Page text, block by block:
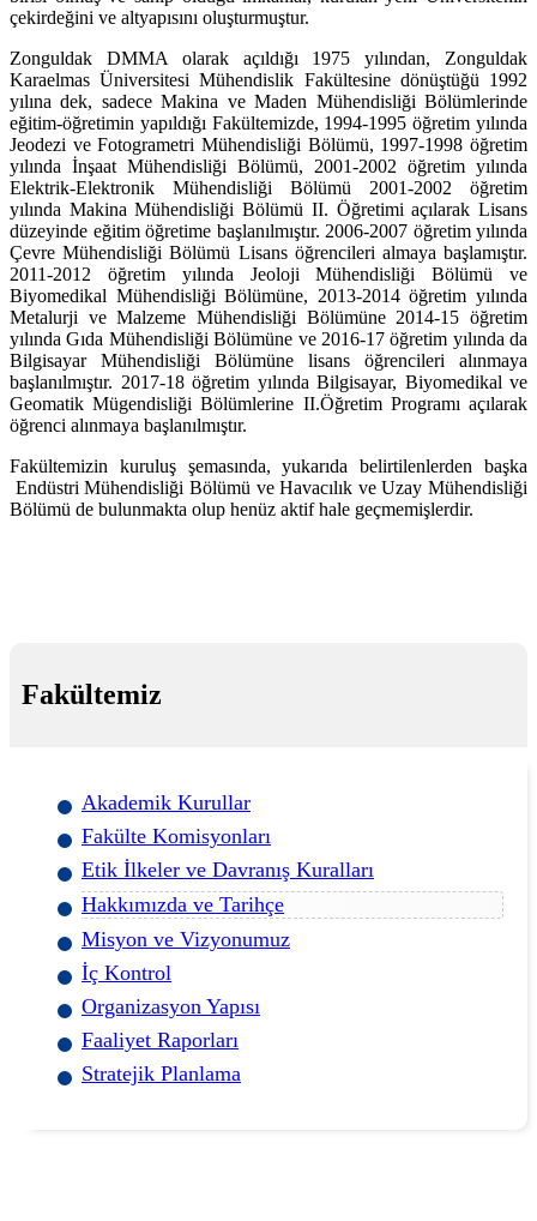
çekirdeğini ve altyapısını oluşturmuştur.
Zonguldak DMMA olarak açıldığı 1975 yılından, Zonguldak
Karaelmas Üniversitesi Mühendislik Fakültesine dönüştüğü 1992
yılına dek, sadece Makina ve Maden Mühendisliği Bölümlerinde
eğitim-öğretimin yapıldığı Fakültemizde, 1994-1995 öğretim yılında
Jeodezi ve Fotogrametri Mühendisliği Bölümü, 1997-1998 öğretim
yılında İnşaat Mühendisliği Bölümü, 2001-2002 öğretim yılında
Elektrik-Elektronik Mühendisliği Bölümü 2001-2002 öğretim
yılında Makina Mühendisliği Bölümü II. Öğretimi açılarak Lisans
düzeyinde eğitim öğretime başlanılmıştır. 2006-2007 öğretim yılında
Çevre Mühendisliği Bölümü Lisans öğrencileri almaya başlamıştır.
2011-2012 öğretim yılında Jeoloji Mühendisliği Bölümü ve
Biyomedikal Mühendisliği Bölümüne, 2013-2014 öğretim yılında
Metalurji ve Malzeme Mühendisliği Bölümüne 2014-15 öğretim
yılında Gıda Mühendisliği Bölümüne ve 2016-17 öğretim yılında da
Bilgisayar Mühendisliği Bölümüne lisans öğrencileri alınmaya
başlanılmıştır. 2017-18 öğretim yılında Bilgisayar, Biyomedikal ve
Geomatik Mügendisliği Bölümlerine II.Öğretim Programı açılarak
öğrenci alınmaya başlanılmıştır.
Fakültemizin kuruluş şemasında, yukarıda belirtilenlerden başka
Endüstri Mühendisliği Bölümü ve Havacılık ve Uzay Mühendisliği
Bölümü de bulunmakta olup henüz aktif hale geçmemişlerdir.
Fakültemiz
Akademik Kurullar
Fakülte Komisyonları
Etik İlkeler ve Davranış Kuralları
Hakkımızda ve Tarihçe
Misyon ve Vizyonumuz
İç Kontrol
Organizasyon Yapısı
Faaliyet Raporları
Stratejik Planlama